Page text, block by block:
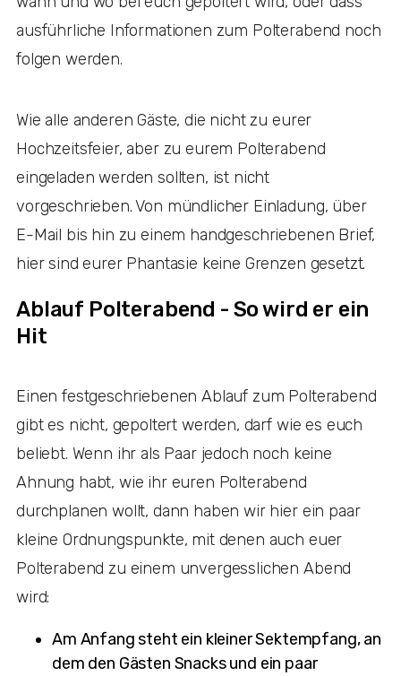
ausführliche Informationen zum Polterabend noch
folgen werden.
Wie alle anderen Gäste, die nicht zu eurer
Hochzeitsfeier, aber zu eurem Polterabend
eingeladen werden sollten, ist nicht
vorgeschrieben. Von mündlicher Einladung, über
E-Mail bis hin zu einem handgeschriebenen Brief,
hier sind eurer Phantasie keine Grenzen gesetzt.
Ablauf Polterabend - So wird er ein
Hit
Einen festgeschriebenen Ablauf zum Polterabend
gibt es nicht, gepoltert werden, darf wie es euch
beliebt. Wenn ihr als Paar jedoch noch keine
Ahnung habt, wie ihr euren Polterabend
durchplanen wollt, dann haben wir hier ein paar
kleine Ordnungspunkte, mit denen auch euer
Polterabend zu einem unvergesslichen Abend
wird:
Am Anfang steht ein kleiner Sektempfang, an
dem den Gästen Snacks und ein paar